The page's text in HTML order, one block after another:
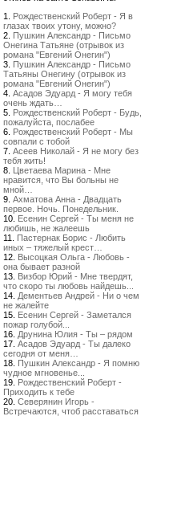
1. Рождественский Роберт - Я в
глазах твоих утону, можно?
2. Пушкин Александр - Письмо
Онегина Татьяне (отрывок из
романа "Евгений Онегин")
3. Пушкин Александр - Письмо
Татьяны Онегину (отрывок из
романа "Евгений Онегин")
4. Асадов Эдуард - Я могу тебя
очень ждать…
5. Рождественский Роберт - Будь,
пожалуйста, послабее
6. Рождественский Роберт - Мы
совпали с тобой
7. Асеев Николай - Я не могу без
тебя жить!
8. Цветаева Марина - Мне
нравится, что Вы больны не
мной…
9. Ахматова Анна - Двадцать
первое. Ночь. Понедельник.
10. Есенин Сергей - Ты меня не
любишь, не жалеешь
11. Пастернак Борис - Любить
иных – тяжелый крест…
12. Высоцкая Ольга - Любовь -
она бывает разной
13. Визбор Юрий - Мне твердят,
что скоро ты любовь найдешь...
14. Дементьев Андрей - Ни о чем
не жалейте
15. Есенин Сергей - Заметался
пожар голубой...
16. Друнина Юлия - Ты – рядом
17. Асадов Эдуард - Ты далеко
сегодня от меня…
18. Пушкин Александр - Я помню
чудное мгновенье...
19. Рождественский Роберт -
Приходить к тебе
20. Северянин Игорь -
Встречаются, чтоб расставаться